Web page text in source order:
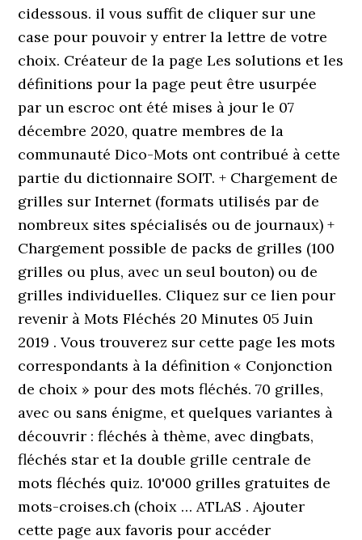
cidessous. il vous suffit de cliquer sur une
case pour pouvoir y entrer la lettre de votre
choix. Créateur de la page Les solutions et les
définitions pour la page peut être usurpée
par un escroc ont été mises à jour le 07
décembre 2020, quatre membres de la
communauté Dico-Mots ont contribué à cette
partie du dictionnaire SOIT. + Chargement de
grilles sur Internet (formats utilisés par de
nombreux sites spécialisés ou de journaux) +
Chargement possible de packs de grilles (100
grilles ou plus, avec un seul bouton) ou de
grilles individuelles. Cliquez sur ce lien pour
revenir à Mots Fléchés 20 Minutes 05 Juin
2019 . Vous trouverez sur cette page les mots
correspondants à la définition « Conjonction
de choix » pour des mots fléchés. 70 grilles,
avec ou sans énigme, et quelques variantes à
découvrir : fléchés à thème, avec dingbats,
fléchés star et la double grille centrale de
mots fléchés quiz. 10'000 grilles gratuites de
mots-croises.ch (choix … ATLAS . Ajouter
cette page aux favoris pour accéder